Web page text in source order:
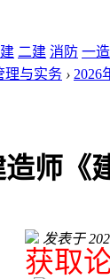
二建 消防 一造
理与实务 › 2026
造师《
发表于
获取